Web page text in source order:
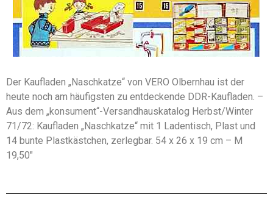
Der Kaufladen „Naschkatze“ von VERO Olbernhau ist der
heute noch am häufigsten zu entdeckende DDR-Kaufladen. –
Aus dem „konsument“-Versandhauskatalog Herbst/Winter
71/72: Kaufladen „Naschkatze“ mit 1 Ladentisch, Plast und
14 bunte Plastkästchen, zerlegbar. 54 x 26 x 19 cm – M
19,50″